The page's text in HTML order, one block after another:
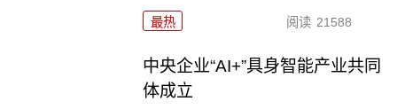
最热 阅读 21588
中央企业“AI+”具身智能产业共同
体成立